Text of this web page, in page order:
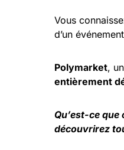
Vous
d’un
Polymarket,
entièrement
Qu’est-ce
découvrirez